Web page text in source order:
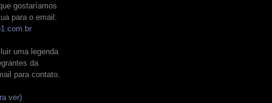
gostaríamos
para o email:
uma legenda
da
para contato.
ver)